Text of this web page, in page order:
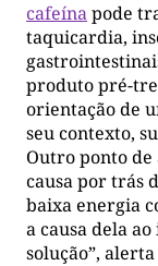
cafeínapode
taquicardia,
produto pré-
orientação de
seu contexto,
Outro ponto
causa por trás
baixa energia
a causa dela
solução”,